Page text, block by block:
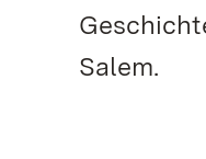
Salem.